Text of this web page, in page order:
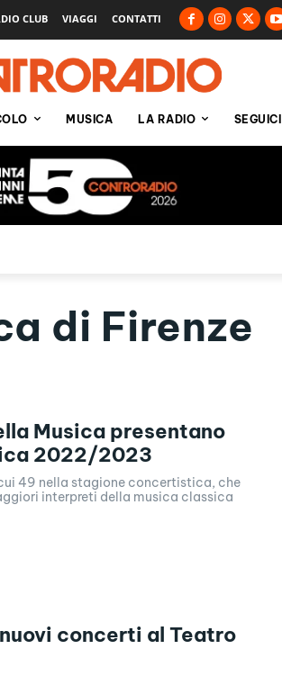
CLUB VIAGGI CONTATTI
MUSICA LA RADIO SEGUICI
di Firenze
Musica presentano
2022/2023
49 nella stagione concertistica, che
interpreti della musica classica
concerti al Teatro